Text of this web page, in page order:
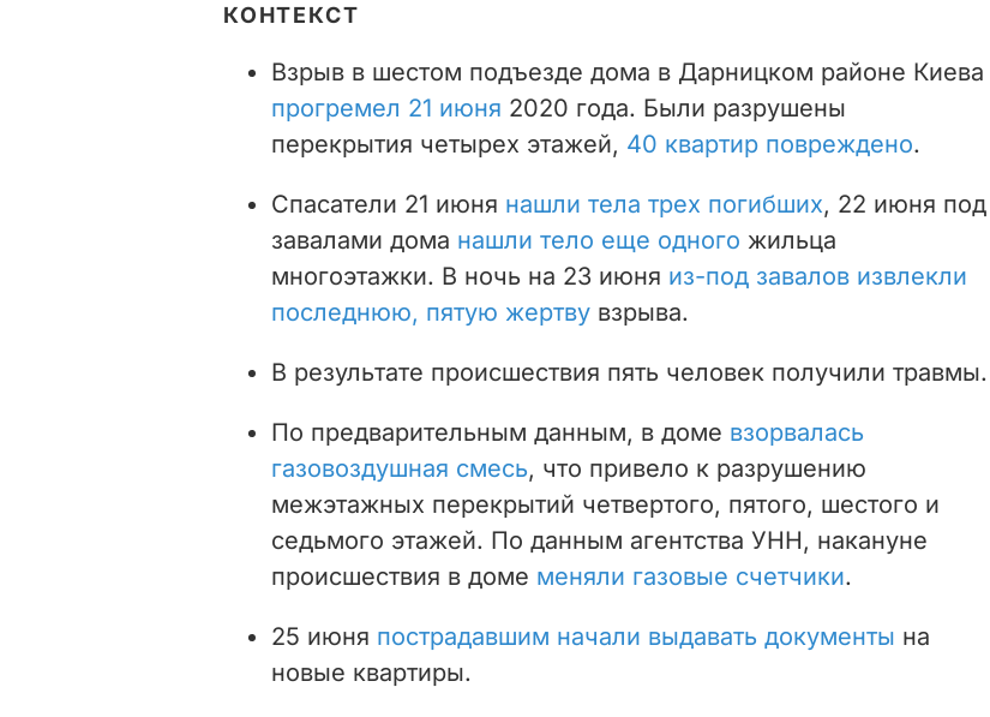
КОНТЕКСТ
Взрыв в шестом подъезде дома в Дарницком районе Киева
прогремел 21 июня 2020 года. Были разрушены
перекрытия четырех этажей, 40 квартир повреждено.
Спасатели 21 июня нашли тела трех погибших, 22 июня под
завалами дома нашли тело еще одного жильца
многоэтажки. В ночь на 23 июня из-под завалов извлекли
последнюю, пятую жертву взрыва.
В результате происшествия пять человек получили травмы.
По предварительным данным, в доме взорвалась
газовоздушная смесь, что привело к разрушению
межэтажных перекрытий четвертого, пятого, шестого и
седьмого этажей. По данным агентства УНН, накануне
происшествия в доме меняли газовые счетчики.
25 июня пострадавшим начали выдавать документы на
новые квартиры.